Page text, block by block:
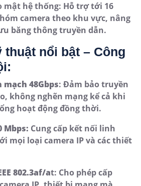
mật hệ thống: Hỗ trợ tới 16
camera theo khu vực, nâng
băng thông truyền dẫn.
thuật nổi bật – Công
48Gbps: Đảm bảo truyền
không nghẽn mạng kể cả khi
hoạt động đồng thời.
Mbps: Cung cấp kết nối linh
mọi loại camera IP và các thiết
802.3af/at: Cho phép cấp